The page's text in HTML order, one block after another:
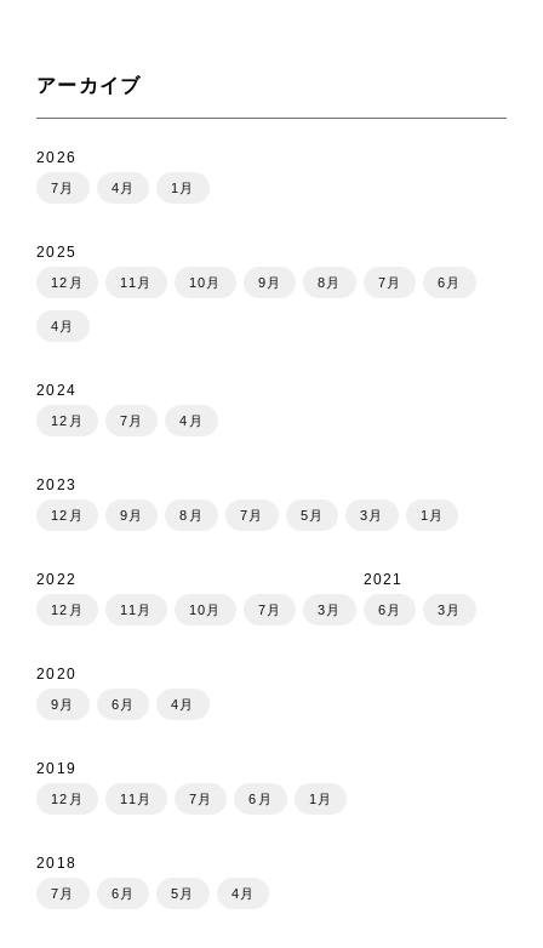
アーカイブ
2026
7月 4月 1月
2025
12月 11月 10月 9月 8月 7月 6月
4月
2024
12月 7月 4月
2023
12月 9月 8月 7月 5月 3月 1月
2022
12月 11月 10月 7月 3月
2021
6月 3月
2020
9月 6月 4月
2019
12月 11月 7月 6月 1月
2018
7月 6月 5月 4月